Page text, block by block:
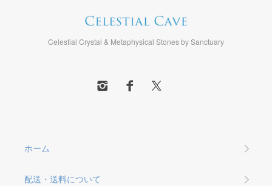
Celestial Crystal & Metaphysical Stones by Sanctuary
ホーム
配送・送料について